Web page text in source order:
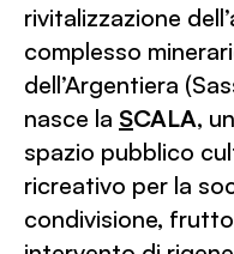
rivitalizzazione
complesso
dell’Argentiera
nasce la SCALA,
spazio pubblico
ricreativo per la
condivisione,